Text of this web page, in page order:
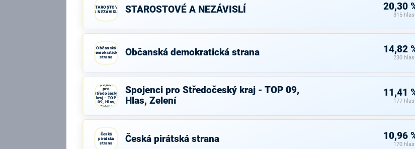
STAROSTOVÉ
A NEZÁVISLÍ
STAROSTOVÉ A NEZÁVISLÍ 20,30
315
Občanská
demokratická
strana
Občanská demokratická strana 14,82
230
Spojenci
pro
Středočeský
kraj - TOP
09, Hlas,
Zelení
Spojenci pro Středočeský kraj - TOP 09,
Hlas, Zelení
11,41
177
Česká
pirátská
strana
Česká pirátská strana 10,96
170